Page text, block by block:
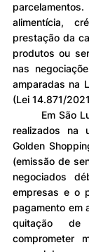
alimentícia,
prestação da
produtos ou
nas
amparadas na
(Lei 14.871/
realizados na
Golden
(emissão de
negociados
empresas e o
pagamento em
quitação
comprometer